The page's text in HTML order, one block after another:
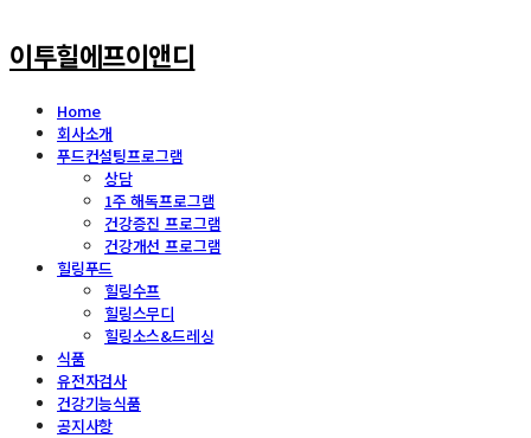
이투힐에프이앤디
Home
회사소개
푸드컨설팅프로그램
상담
1주 해독프로그램
건강증진 프로그램
건강개선 프로그램
힐링푸드
힐링수프
힐링스무디
힐링소스&드레싱
식품
유전자검사
건강기능식품
공지사항